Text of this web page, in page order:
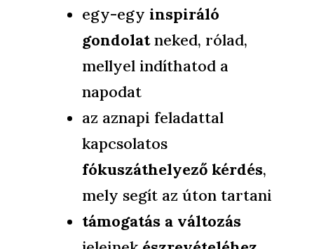
egy-egy inspiráló
gondolatneked, rólad,
mellyel indíthatod a
napodat
az aznapi feladattal
kapcsolatos
fókuszáthelyező kérdés,
mely segít az úton tartani
támogatás a változás